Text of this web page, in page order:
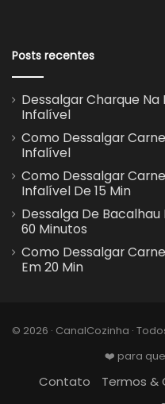
Posts recentes
Dessalgar Charque Na
Infalível
Como Dessalgar
Infalível
Como Dessalgar
Infalível De 15 Min
Dessalga De
60 Minutos
Como Dessalgar
Em 20 Min
© 2026 · CanalCozinha ·
❤️ para
Contato Termos &